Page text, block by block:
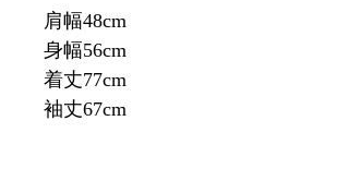
肩幅48cm
身幅56cm
着丈77cm
袖丈67cm